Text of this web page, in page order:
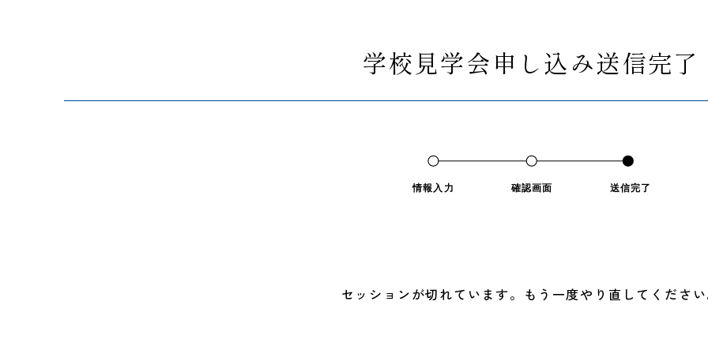
学校見学会申し込み送信完了
情報入力 確認画面 送信完了
セッションが切れています。もう一度やり直してくださ